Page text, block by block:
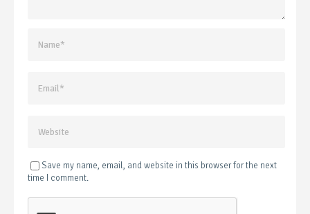
Save my name, email, and website in this browser for the next
time I comment.